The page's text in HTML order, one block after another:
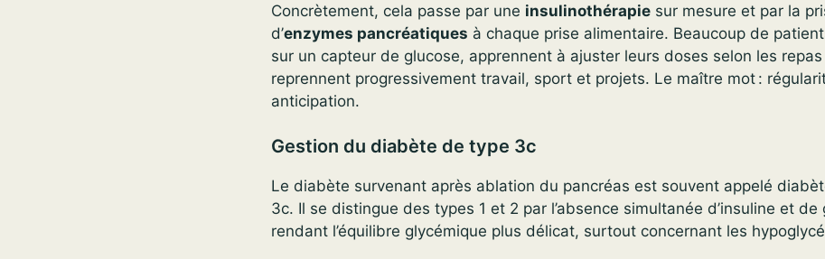
Concrètement, cela passe par une insulinothérapie sur mesure et par la
d’enzymes pancréatiques à chaque prise alimentaire. Beaucoup de
sur un capteur de glucose, apprennent à ajuster leurs doses selon les
reprennent progressivement travail, sport et projets. Le maître mot :
anticipation.
Gestion du diabète de type 3c
Le diabète survenant après ablation du pancréas est souvent appelé
3c. Il se distingue des types 1 et 2 par l’absence simultanée d’insuline et de
rendant l’équilibre glycémique plus délicat, surtout concernant les